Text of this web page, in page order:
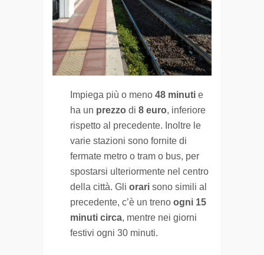
Impiega più o meno 48 minuti e
ha un prezzo di 8 euro, inferiore
rispetto al precedente. Inoltre le
varie stazioni sono fornite di
fermate metro o tram o bus, per
spostarsi ulteriormente nel centro
della città. Gli orari sono simili al
precedente, c’è un treno ogni 15
minuti circa, mentre nei giorni
festivi ogni 30 minuti.